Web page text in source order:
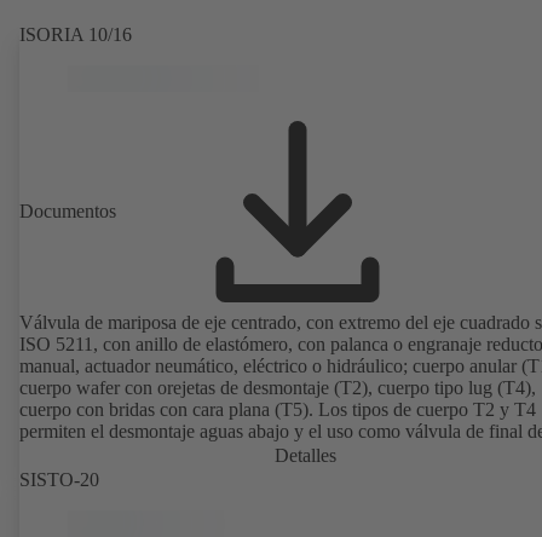
ISORIA 10/16
Documentos
Válvula de mariposa de eje centrado, con extremo del eje cuadrado
ISO 5211, con anillo de elastómero, con palanca o engranaje
manual, actuador neumático, eléctrico o hidráulico; cuerpo anular
cuerpo wafer con orejetas de desmontaje (T2), cuerpo tipo lug (T4),
cuerpo con bridas con cara plana (T5). Los tipos de cuerpo T2 y T4
permiten el desmontaje aguas abajo y el uso como válvula de final
con una contrabrida. Conexiones según EN, ASME, JIS.
Detalles
SISTO-20